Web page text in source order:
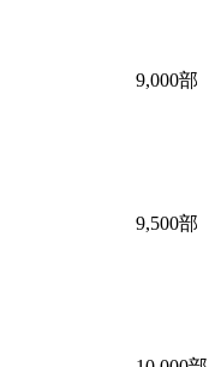
9,000部
9,500部